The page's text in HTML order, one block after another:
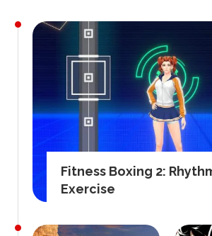
Fitness Boxing 2:
Exercise